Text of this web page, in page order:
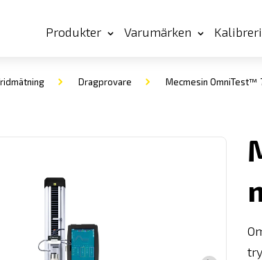
Produkter Varumärken
Dragprovare Mecmesin OmniTest™